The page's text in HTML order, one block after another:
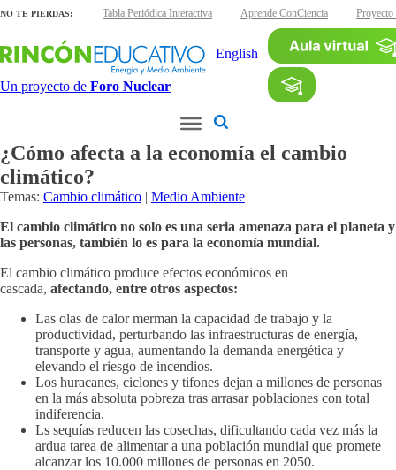
NO TE PIERDAS:
interactivas Tabla Periódica Interactiva Aprende ConCiencia Proyecto
Un proyecto de Foro Nuclear
English
¿Cómo afecta a la economía el cambio
climático?
Temas: Cambio climático | Medio Ambiente
El cambio climático no solo es una seria amenaza para el planeta y
las personas, también lo es para la economía mundial.
El cambio climático produce efectos económicos en
cascada, afectando, entre otros aspectos:
Las olas de calor merman la capacidad de trabajo y la
productividad, perturbando las infraestructuras de energía,
transporte y agua, aumentando la demanda energética y
elevando el riesgo de incendios.
Los huracanes, ciclones y tifones dejan a millones de personas
en la más absoluta pobreza tras arrasar poblaciones con total
indiferencia.
Ls sequías reducen las cosechas, dificultando cada vez más la
ardua tarea de alimentar a una población mundial que promete
alcanzar los 10.000 millones de personas en 2050.